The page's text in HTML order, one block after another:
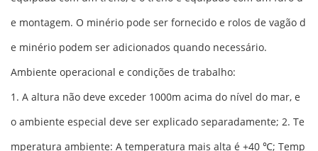
e montagem. O minério pode ser fornecido e rolos de vagão d
e minério podem ser adicionados quando necessário.
Ambiente operacional e condições de trabalho:
1. A altura não deve exceder 1000m acima do nível do mar, e
o ambiente especial deve ser explicado separadamente; 2. Te
mperatura ambiente: A temperatura mais alta é +40 ℃; Temp